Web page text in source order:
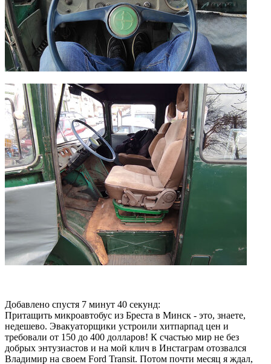
Добавлено спустя 7 минут 40 секунд:
Притащить микроавтобус из Бреста в Минск - это, знаете,
недешево. Эвакуаторщики устроили хитпарпад цен и
требовали от 150 до 400 долларов! К счастью мир не без
добрых энтузиастов и на мой клич в Инстаграм отозвался
Владимир на своем Ford Transit. Потом почти месяц я ждал,